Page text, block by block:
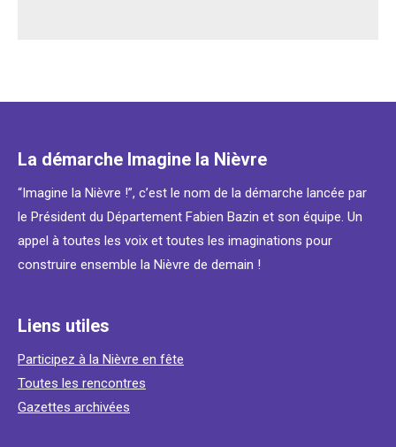
La démarche Imagine la Nièvre
“Imagine la Nièvre !”, c’est le nom de la démarche lancée par
le Président du Département Fabien Bazin et son équipe. Un
appel à toutes les voix et toutes les imaginations pour
construire ensemble la Nièvre de demain !
Liens utiles
Participez à la Nièvre en fête
Toutes les rencontres
Gazettes archivées